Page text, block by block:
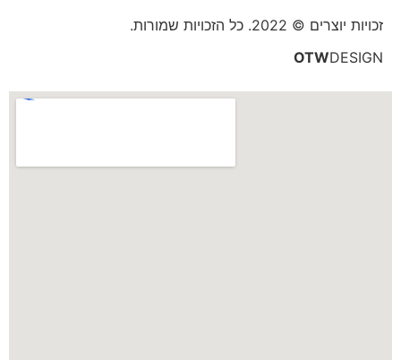
זכויות יוצרים © 2022. כל הזכויות שמורות.
OTWDESIGN